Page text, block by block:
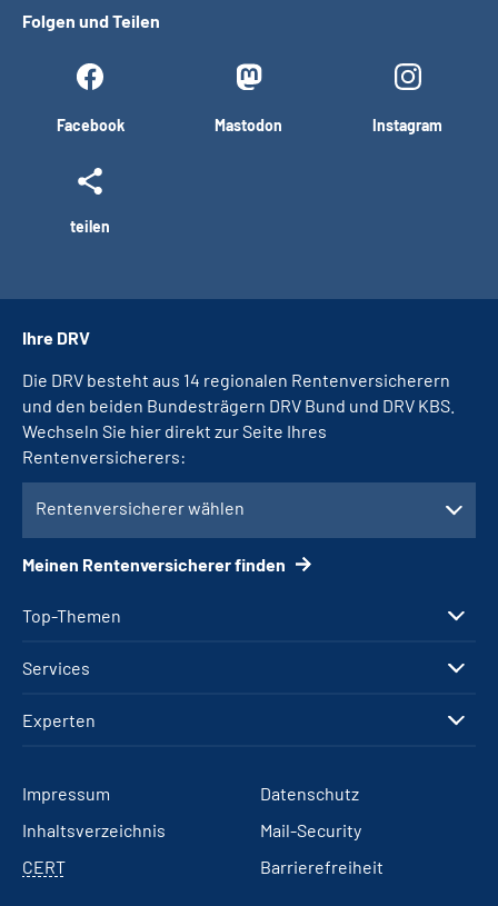
Folgen und Teilen
Facebook Mastodon Instagram
teilen
Top-Themen
Services
Experten
Ihre DRV
Die DRV besteht aus 14 regionalen Rentenversicherern
und den beiden Bundesträgern DRV Bund und DRV KBS.
Wechseln Sie hier direkt zur Seite Ihres
Rentenversicherers:
Rentenversicherer wählen
Meinen Rentenversicherer finden
Impressum
Datenschutz
Inhaltsverzeichnis
Mail-Security
CERT
Barrierefreiheit